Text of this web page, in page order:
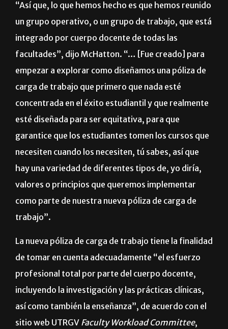
creado para concentrarse en crear la nueva póliza.
“Así que, lo que hemos hecho es que hemos reunido
un grupo operativo, o un grupo de trabajo, que está
integrado por cuerpo docente de todas las
facultades”, dijo McHatton. “… [Fue creado] para
empezar a explorar como diseñamos una póliza de
carga de trabajo que primero que nada esté
concentrada en el éxito estudiantil y que realmente
esté diseñada para ser equitativa, para que
garantice que los estudiantes tomen los cursos que
necesiten cuando los necesiten, tú sabes, así que
hay una variedad de diferentes tipos de, yo diría,
valores o principios que queremos implementar
como parte de nuestra nueva póliza de carga de
trabajo”.
de tomar en cuenta adecuadamente “el esfuerzo
profesional total por parte del cuerpo docente,
incluyendo la investigación y las prácticas clínicas,